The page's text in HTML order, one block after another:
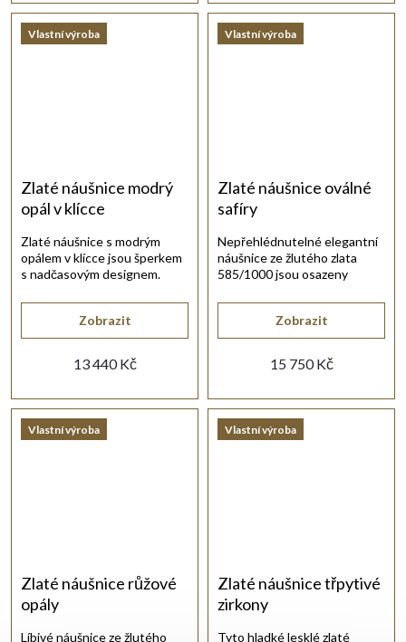
Vlastní výroba
Zlaté náušnice modrý
opál v klícce
13 440 Kč
Zobrazit
Zlaté náušnice s modrým
opálem v klícce jsou šperkem
s nadčasovým designem.
Vlastní výroba
Zlaté náušnice oválné
safíry
15 750 Kč
Zobrazit
Nepřehlédnutelné elegantní
náušnice ze žlutého zlata
585/1000 jsou osazeny
zirkony.
Vlastní výroba
Zlaté náušnice růžové
opály
Líbivé náušnice ze žlutého
Vlastní výroba
Zlaté náušnice třpytivé
zirkony
Tyto hladké lesklé zlaté